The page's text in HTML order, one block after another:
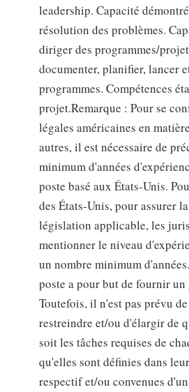
leadership. Capacité
résolution des problèmes.
diriger des programmes/
documenter, planifier, lancer
programmes. Compétences
projet.Remarque : Pour se
légales américaines en
autres, il est nécessaire de
minimum d'années
poste basé aux États-Unis.
des États-Unis, pour assurer
législation applicable, les
mentionner le niveau
un nombre minimum
poste a pour but de fournir
Toutefois, il n'est pas prévu
restreindre et/ou d'élargir de
soit les tâches requises de
qu'elles sont définies dans
respectif et/ou convenues